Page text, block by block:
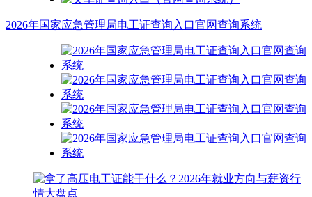
2026年国家应急管理局电工证查询入口官网查询系统